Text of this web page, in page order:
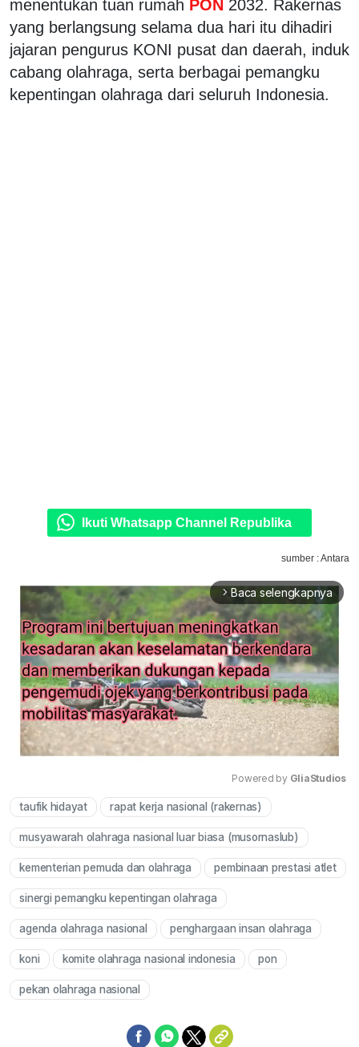
menentukan tuan rumah PON 2032. Rakernas
yang berlangsung selama dua hari itu dihadiri
jajaran pengurus KONI pusat dan daerah, induk
cabang olahraga, serta berbagai pemangku
kepentingan olahraga dari seluruh Indonesia.
Ikuti Whatsapp Channel Republika
sumber : Antara
arrow_forward_ios Baca selengkapnya
Powered by GliaStudios
taufik hidayat rapat kerja nasional (rakernas)
musyawarah olahraga nasional luar biasa (musornaslub)
kementerian pemuda dan olahraga pembinaan prestasi atlet
sinergi pemangku kepentingan olahraga
agenda olahraga nasional penghargaan insan olahraga
koni komite olahraga nasional indonesia pon
pekan olahraga nasional